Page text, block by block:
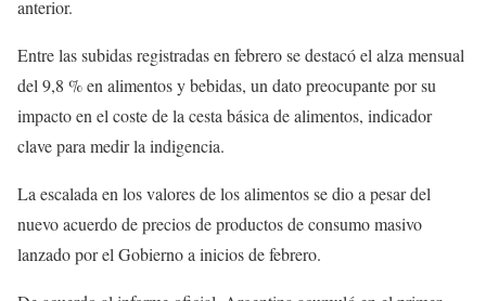
anterior.
Entre las subidas registradas en febrero se destacó el alza mensual
del 9,8 % en alimentos y bebidas, un dato preocupante por su
impacto en el coste de la cesta básica de alimentos, indicador
clave para medir la indigencia.
La escalada en los valores de los alimentos se dio a pesar del
nuevo acuerdo de precios de productos de consumo masivo
lanzado por el Gobierno a inicios de febrero.